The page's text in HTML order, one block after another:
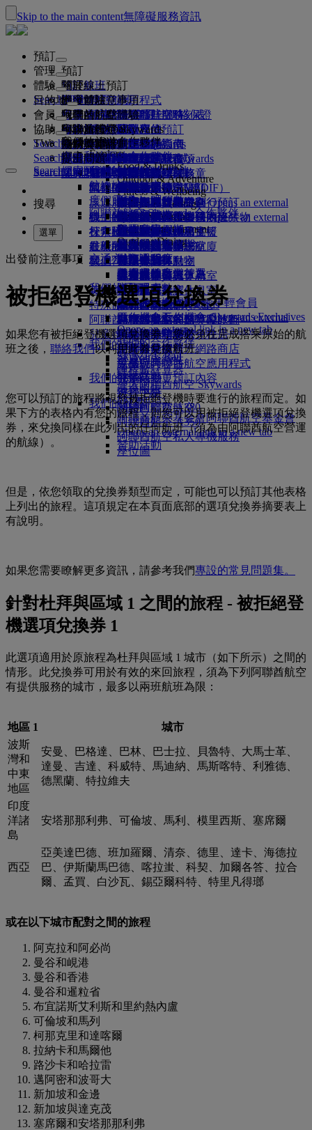
Skip to the main content無障礙服務資訊
預訂
預訂
預訂航班
搜尋航班
阿聯酋航空時刻表
精選票價
特別優惠
行程規劃
預訂旅館
行程及活動
旅遊服務
迎賓服務迎賓服務 Opens an external
link in a new tab
杜拜轉機服務
交通方式
機場接送
預約租車
航空公司合作夥伴
關於線上預訂
阿聯酋航空應用程式
阿聯酋航空最佳價格保證
選取座位
保留我的票價
阿聯酋航空應用程式
Search flight
管理
管理
管理預訂
檢索您的預訂
取消您的預訂
變更預訂
選擇您的座位
升等航班
管理專車接送
預訂便利旅行
線上報到
報到選項
航班狀態
出發前注意事項
出發前注意事項
旅遊資訊
危險物品指南
規範及注意事項
健康
適航證明書（MEDIF）
飲食資訊
阿拉伯聯合大公國內違禁物
杜拜國際機場
阿聯酋航空第三航廈
在航廈間移動
往返機場
接駁服務
行李
行李資訊
行李資訊
託運行李
隨身行李
購買更多行李限額
額外托運行李限額
杜拜行李服務
行李延誤或受損
簽證及護照
瞭解簽證規定
簽證和護照資訊
美國旅遊授權
阿拉伯聯合大公國簽證
Search flight
體驗
機上體驗
您乘坐的航班有哪些服務
機艙特色
頭等艙
商務艙
豪華經濟艙
經濟艙
在機上放鬆身心
機上娛樂
ice 提供內容
ice 直播電視系統
機上 Wi-Fi
兒童娛樂
美食
頭等艙美饌
商務艙美饌
豪華經濟艙美饌
經濟艙美饌
飲品
我們的機隊
波音 777
阿聯酋航空 A380
阿聯酋航空 A350
阿聯酋航空私人專機服務
座位圖
阿聯酋航空體驗
你的旅行在此啟程
阿聯酋航空體驗
專車接送服務
阿聯酋航空服務
季節性場合
無接觸式旅程
我們的貴賓休息室
頭等艙貴賓休息室
商務艙貴賓休息室
全球貴賓休息室
合作夥伴貴賓休息室
付費進入貴賓休息室
marhaba 貴賓休息室
阿聯酋航空購物
阿聯酋航空高空免稅店
阿聯酋航空官方網路商店
家族旅行
全家一起出遊
規劃家族旅遊
無成人陪同之孩童
懷孕
行李限額
兒童與嬰兒票價規則
汽車安全座椅和搖籃
在機場
機上
攜帶兒童搭機
與嬰兒同行
嬰兒行李限額
兒童與嬰兒餐點
兒童娛樂
兒童娛樂服務
兒童玩具
兒童活動
飛悅卓越
飛悅卓越
飛悅卓越的更多理由
關於我們
關於我們
我們的歷史
媒體中心媒體中心 Opens an external
link in a new tab
集團公司
安全
財務透明度
負責任的商業行為
我們的員工
我們的領導團隊
工作機會工作機會 Opens an external
link in a new tab
我們的地球
營運的永續性
環境政策
環境報告
我們的社群
阿聯酋航空基金會阿聯酋航空基金會
Opens an external link in a new tab
贊助活動
Search flight
目的地
我們的航點
目的地
我們的航點
亞太地區
美洲
非洲
歐洲
中東地區
探索杜拜
最新的航點
赫爾辛基
杭州
峴港市
深圳
暹粒
Explore Dubai
Explore Dubai
Explore
Food & Drinks
Outdoor & Adventure
Fitness & Wellbeing
Culture & Heritage
Beach & Marine
Family entertainment
Outdoor Dining
我們的旅遊合作夥伴
空中和地面的合作夥伴
我們的旅遊合作夥伴
澳洲航空
flydubai
阿聯酋航空 Skywards 合作夥伴
探索
探索阿聯酋航空航點
航線地圖
度假靈感
海灘目的地
野生動物假期
歷史與文化假期
城市小憩
美食家的度假首選
Search flight
會員
阿聯酋航空 Skywards
加入阿聯酋航空 Skywards
有關阿聯酋航空 Skywards
會員等級
flydubai
現金 + 哩程數
數位會員卡
我的家庭
使用哩程數
申領哩程數
購買哩程數
賺取哩程數
Skywards Skysurfers 年輕會員
Skywards ExclusivesSkywards Exclusives
Opens an external link in a new tab
我們的合作夥伴
Skywards Rail
哩程數計算器
登入阿聯酋航空 Skywards
Skywards+
商務獎勵計劃
註冊你的公司
商務獎勵計劃
註冊你的公司
登入商務獎勵計劃
權益
計劃運作方式
常見問題
Search flight
協助
協助與聯絡
協助與聯絡
協助與聯絡
變更或取消
簽證和護照支援
意見回饋與投訴
行李延遲或損壞支援
杜拜轉機服務
我們營運的變更
最新旅遊資訊更新
查看航班狀態
特殊協助
阿聯酋航空的無障礙旅行
特殊協助和要求
提出問題
常見問題集
常見問題
透過阿聯酋航空進行預訂
我們的網絡及聯營航班
我們的其他產品
特殊協助和要求
行李與遺失財物
出發前準備
在機場
阿聯酋航空 Skywards
阿聯酋航空商務獎勵計劃
您的機上體驗
工具與資源
手機與阿聯酋航空應用程式
取消或變更預訂內容
行程中斷
關於阿聯酋航空
Search flight
TW
搜尋
選單
出發前注意事項
被拒絕登機選項兌換券
如果您有被拒絕登機選項兌換券，您必須在完成搭乘原始的航
班之後， 聯絡我們以利用此券兌換航班。
您可以預訂的旅程將視您被拒絕登機時要進行的旅程而定。如
果下方的表格內有您的旅程，則您可以用被拒絕登機選項兌換
券，來兌換同樣在此列出的任何航班（須為由阿聯酋航空營運
的航線）。
但是，依您領取的兌換券類型而定，可能也可以預訂其他表格
上列出的旅程。這項規定在本頁面底部的選項兌換券摘要表上
有說明。
如果您需要瞭解更多資訊，請參考我們專設的常見問題集。
針對杜拜與區域 1 之間的旅程 - 被拒絕登
機選項兌換券 1
此選項適用於原旅程為杜拜與區域 1 城市（如下所示）之間的
情形。此兌換券可用於有效的來回旅程，須為下列阿聯酋航空
有提供服務的城市，最多以兩班航班為限：
地區 1
城市
波斯
灣和
中東
地區
安曼、巴格達、巴林、巴士拉、貝魯特、大馬士革、
達曼、吉達、科威特、馬迪納、馬斯喀特、利雅德、
德黑蘭、特拉維夫
印度
洋諸
島
安塔那那利弗、可倫坡、馬利、模里西斯、塞席爾
西亞
亞美達巴德、班加羅爾、清奈、德里、達卡、海德拉
巴、伊斯蘭馬巴德、喀拉蚩、科契、加爾各答、拉合
爾、孟買、白沙瓦、錫亞爾科特、特里凡得瑯
或在以下城市配對之間的旅程
阿克拉和阿必尚
曼谷和峴港
曼谷和香港
曼谷和暹粒省
布宜諾斯艾利斯和里約熱內盧
可倫坡和馬列
柯那克里和達喀爾
拉納卡和馬爾他
路沙卡和哈拉雷
邁阿密和波哥大
新加坡和金邊
新加坡與達克茂
塞席爾和安塔那那利弗